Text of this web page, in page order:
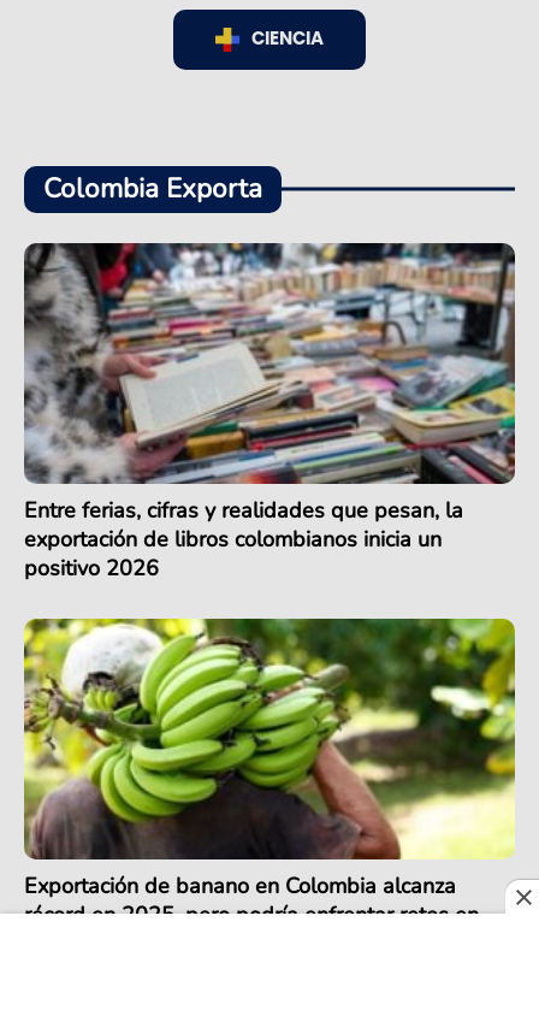
CIENCIA
Colombia Exporta
Entre ferias, cifras y realidades que pesan, la
exportación de libros colombianos inicia un
positivo 2026
Exportación de banano en Colombia alcanza
récord en 2025, pero podría enfrentar retos en